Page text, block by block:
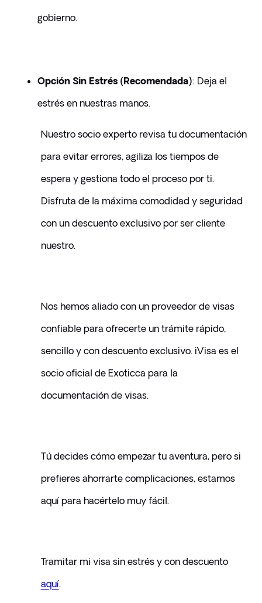
gobierno.
Opción Sin Estrés (Recomendada): Deja el
estrés en nuestras manos.
Nuestro socio experto revisa tu documentación
para evitar errores, agiliza los tiempos de
espera y gestiona todo el proceso por ti.
Disfruta de la máxima comodidad y seguridad
con un descuento exclusivo por ser cliente
nuestro.
Nos hemos aliado con un proveedor de visas
confiable para ofrecerte un trámite rápido,
sencillo y con descuento exclusivo. iVisa es el
socio oficial de Exoticca para la
documentación de visas.
Tú decides cómo empezar tu aventura, pero si
prefieres ahorrarte complicaciones, estamos
aquí para hacértelo muy fácil.
Tramitar mi visa sin estrés y con descuento
aquí.